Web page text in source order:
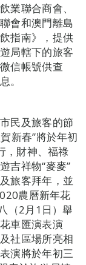
業聯合商會、
會和澳門離島
指南》，提供
局轄下的旅客
信帳號供查
。
民及旅客的節
新春”將於年初
，財神、福祿
吉祥物“麥麥”
旅客拜年，並
農曆新年花
（2月1日）舉
車匯演表演
社區場所亮相
演將於年初三